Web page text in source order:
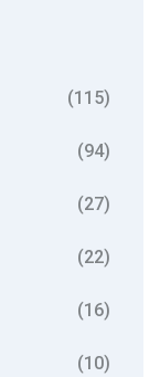
(115)
(94)
(27)
(22)
(16)
(10)